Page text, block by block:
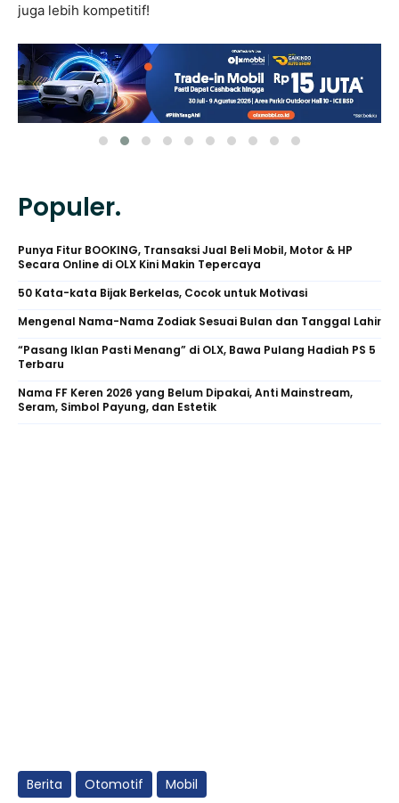
juga lebih kompetitif!
Populer.
Punya Fitur BOOKING, Transaksi Jual Beli Mobil, Motor & HP
Secara Online di OLX Kini Makin Tepercaya
50 Kata-kata Bijak Berkelas, Cocok untuk Motivasi
Mengenal Nama-Nama Zodiak Sesuai Bulan dan Tanggal Lahir
“Pasang Iklan Pasti Menang” di OLX, Bawa Pulang Hadiah PS 5
Terbaru
Nama FF Keren 2026 yang Belum Dipakai, Anti Mainstream,
Seram, Simbol Payung, dan Estetik
Berita Otomotif Mobil